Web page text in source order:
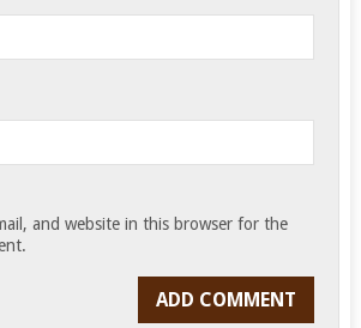
and website in this browser for the